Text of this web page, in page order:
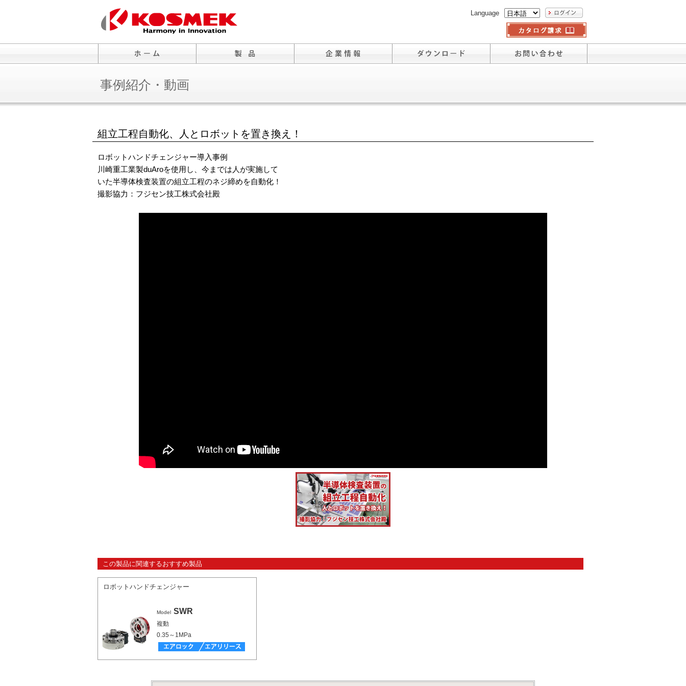
Language
事例紹介・動画
組立工程自動化、人とロボットを置き換え！
ロボットハンドチェンジャー導入事例
川崎重工業製duAroを使用し、今までは人が実施して
いた半導体検査装置の組立工程のネジ締めを自動化！
撮影協力：フジセン技工株式会社殿
この製品に関連するおすすめ製品
ロボットハンドチェンジャー
Model SWR
複動
0.35～1MPa